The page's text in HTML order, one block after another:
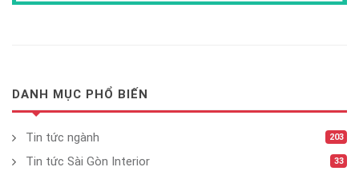
DANH MỤC PHỔ BIẾN
Tin tức ngành 203
Tin tức Sài Gòn Interior 33